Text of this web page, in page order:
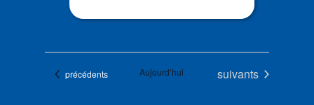
Évènements
précédents Aujourd’hui Évènements
suivants